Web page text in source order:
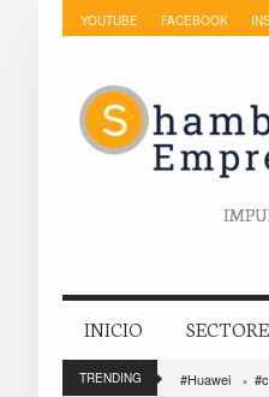
YOUTUBE FACEBOOK
INICIO
TRENDING #Huawei